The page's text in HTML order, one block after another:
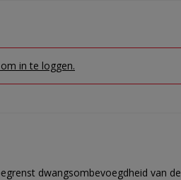
in te loggen.
dwangsombevoegdheid van de